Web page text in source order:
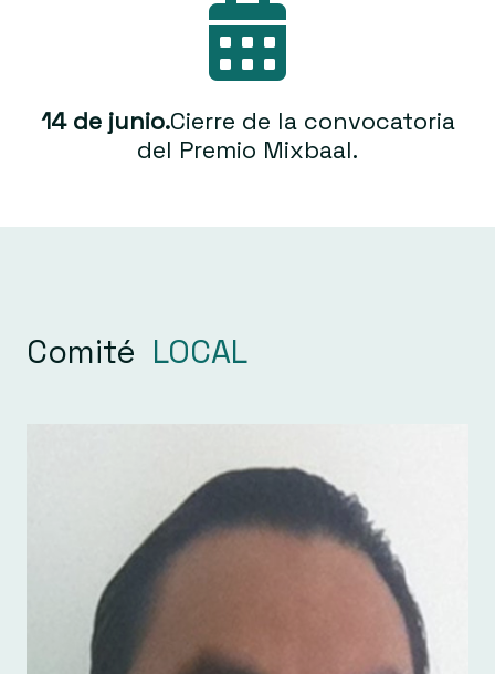
14 de junio.Cierre de la convocatoria
del Premio Mixbaal.
Comité LOCAL